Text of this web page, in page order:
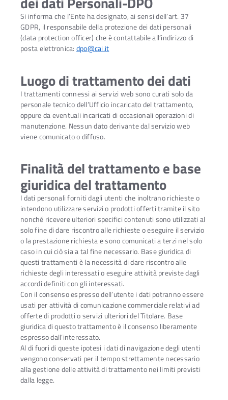
Si informa che l’Ente ha designato, ai sensi dell’art. 37
GDPR, il responsabile della protezione dei dati personali
(data protection officer) che è contattabile all’indirizzo di
posta elettronica: dpo@cai.it
Luogo di trattamento dei dati
I trattamenti connessi ai servizi web sono curati solo da
personale tecnico dell’Ufficio incaricato del trattamento,
oppure da eventuali incaricati di occasionali operazioni di
manutenzione. Nessun dato derivante dal servizio web
viene comunicato o diffuso.
Finalità del trattamento e base
giuridica del trattamento
I dati personali forniti dagli utenti che inoltrano richieste o
intendono utilizzare servizi o prodotti offerti tramite il sito
nonché ricevere ulteriori specifici contenuti sono utilizzati al
solo fine di dare riscontro alle richieste o eseguire il servizio
o la prestazione richiesta e sono comunicati a terzi nel solo
caso in cui ciò sia a tal fine necessario. Base giuridica di
questi trattamenti è la necessità di dare riscontro alle
richieste degli interessati o eseguire attività previste dagli
accordi definiti con gli interessati.
Con il consenso espresso dell’utente i dati potranno essere
usati per attività di comunicazione commerciale relativi ad
offerte di prodotti o servizi ulteriori del Titolare. Base
giuridica di questo trattamento è il consenso liberamente
espresso dall’interessato.
Al di fuori di queste ipotesi i dati di navigazione degli utenti
vengono conservati per il tempo strettamente necessario
alla gestione delle attività di trattamento nei limiti previsti
dalla legge.